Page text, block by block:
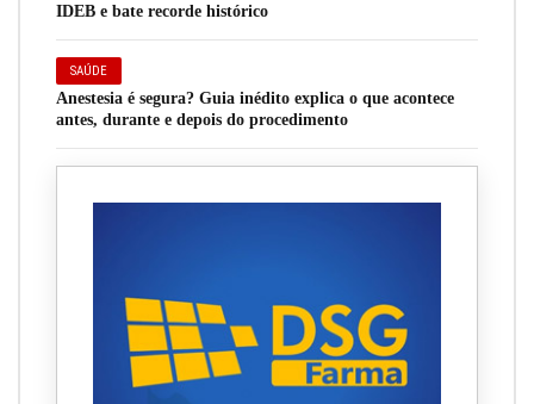
IDEB e bate recorde histórico
SAÚDE
Anestesia é segura? Guia inédito explica o que acontece
antes, durante e depois do procedimento